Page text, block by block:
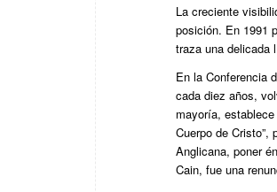
La creciente
posición. En 1991
traza una delicada
En la Conferencia
cada diez años,
mayoría, establece
Cuerpo de Cristo”,
Anglicana, poner
Cain, fue una